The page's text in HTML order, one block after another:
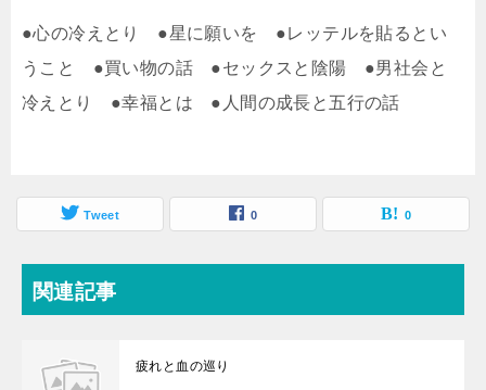
●心の冷えとり ●星に願いを ●レッテルを貼るとい
うこと ●買い物の話 ●セックスと陰陽 ●男社会と
冷えとり ●幸福とは ●人間の成長と五行の話
Tweet 0 0
関連記事
疲れと血の巡り